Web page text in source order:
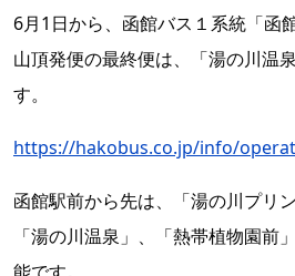
6月1日から、函館バス１系統「函
山頂発便の最終便は、「湯の川温
す。
https://hakobus.co.jp/info/
函館駅前から先は、「湯の川プリ
「湯の川温泉」、「熱帯植物園前